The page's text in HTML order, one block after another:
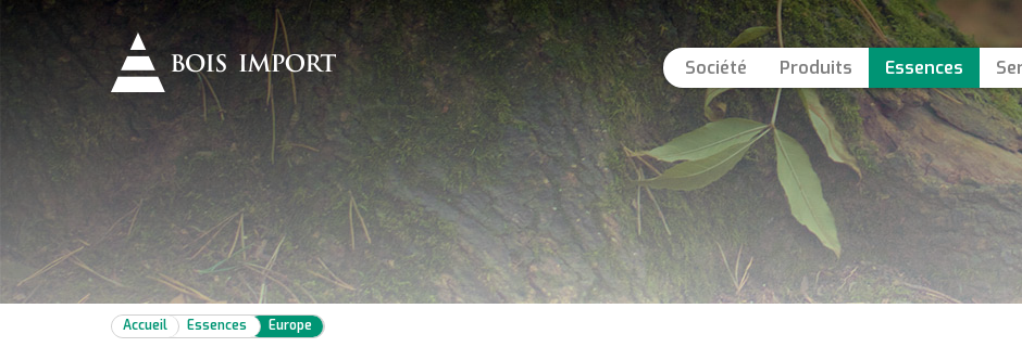
Société Produits Essences
Accueil Essences Europe